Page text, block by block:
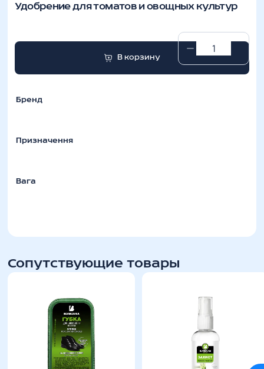
Удобрение для томатов и овощных культур
Бренд
Призначення
Вага
Удобрение
для
В корзину
Сопутствующие товары